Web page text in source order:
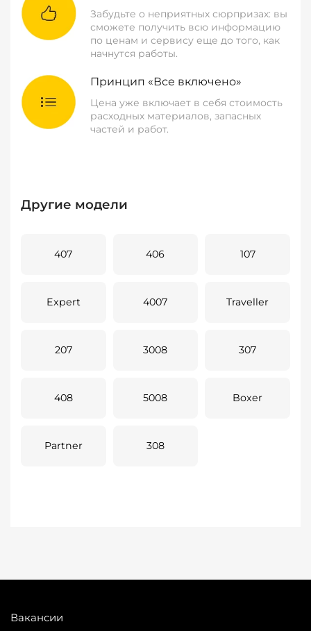
Забудьте о неприятных сюрпризах: вы
сможете получить всю информацию
по ценам и сервису еще до того, как
начнутся работы.
Принцип «Все включено»
Цена уже включает в себя стоимость
расходных материалов, запасных
частей и работ.
Другие модели
407 406 107
Expert 4007 Traveller
207 3008 307
408 5008 Boxer
Partner 308
Вакансии